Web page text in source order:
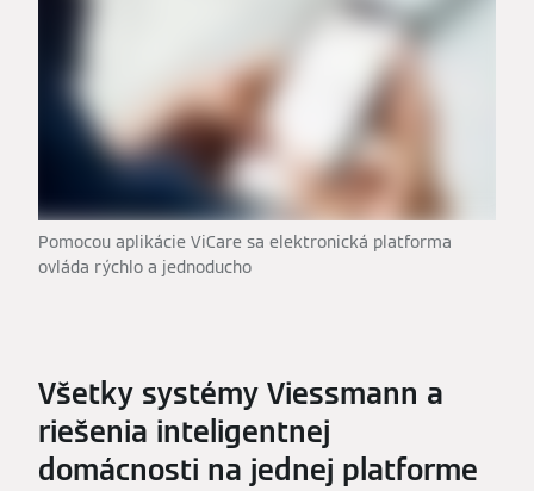
Pomocou aplikácie ViCare sa elektronická platforma
ovláda rýchlo a jednoducho
Všetky systémy Viessmann a
riešenia inteligentnej
domácnosti na jednej platforme